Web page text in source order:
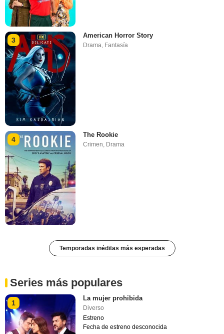
3
American Horror Story
Drama Fantasía
4
The Rookie
Crimen, Drama
Temporadas inéditas más esperadas
Series más populares
1
La mujer prohibida
Diverso
Estreno
Fecha de estreno desconocida